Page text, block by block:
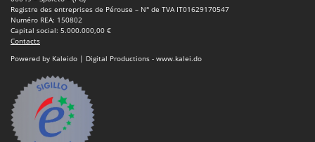
Seven Italy
Shark
Silky
Sirman
Skil
Smartwood
Registre des entreprises de Pérouse – N° de TVA IT01629170547
Numéro REA: 150802
Capital social: 5.000.000,00 €
Contacts
Powered by Kaleido | Digital Productions - www.kalei.do